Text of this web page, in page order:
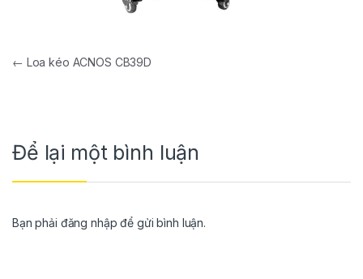
← Loa kéo ACNOS CB39D
Để lại một bình luận
Bạn phải đăng nhập để gửi bình luận.